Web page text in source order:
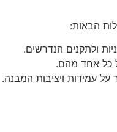
הבאות:
ולתקנים הנדרשים.
כל אחד מהם.
על עמידות ויציבות המבנה.